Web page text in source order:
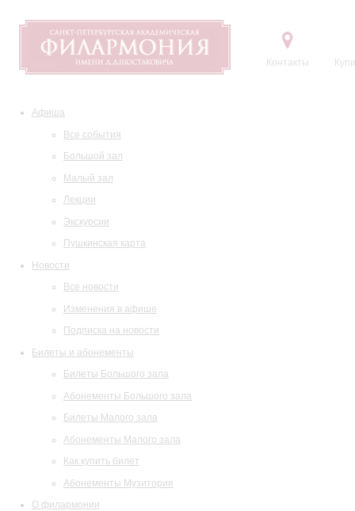
Контакты
Афиша
Все события
Большой зал
Малый зал
Лекции
Экскурсии
Пушкинская карта
Новости
Все новости
Изменения в афише
Подписка на новости
Билеты и абонементы
Билеты Большого зала
Абонементы Большого зала
Билеты Малого зала
Абонементы Малого зала
Как купить билет
Абонементы Музитория
О филармонии